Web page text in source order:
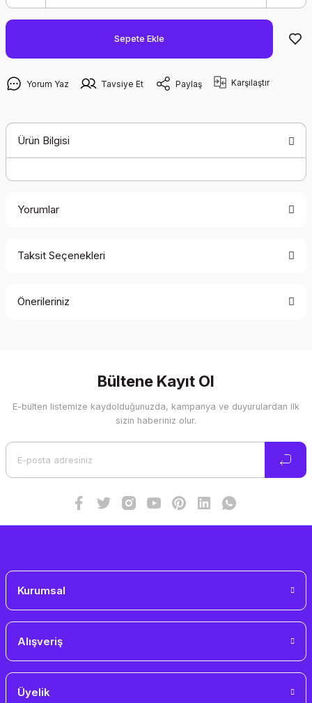
Sepete Ekle
Yorum Yaz Tavsiye Et Paylaş Karşılaştır
Ürün Bilgisi
Yorumlar
Taksit Seçenekleri
Önerileriniz
Görüş ve önerileriniz için teşekkür ederiz.
Ürün resmi kalitesiz, bozuk veya görüntülenemiyor.
Bültene Kayıt Ol
E-bülten listemize kaydolduğunuzda, kampanya ve duyurulardan ilk
sizin haberiniz olur.
Kurumsal
Alışveriş
Üyelik